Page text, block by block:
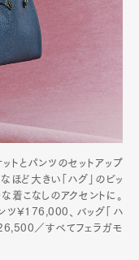
トとパンツのセットアップ
ほど大きい「ハグ」のビッ
着こなしのアクセントに。
ツ¥176,000、バッグ「ハ
／すべてフェラガモ